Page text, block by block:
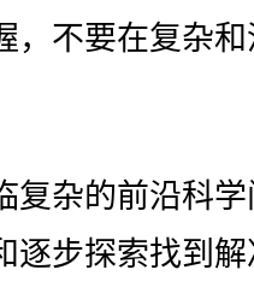
，不要在复杂
杂的前沿科学
逐步探索找到